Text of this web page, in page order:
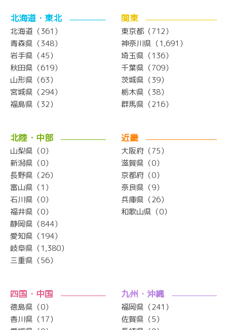
北海道・東北
北海道（361）
青森県（348）
岩手県（45）
秋田県（619）
山形県（63）
宮城県（294）
福島県（32）
関東
東京都（712）
神奈川県（1,691）
埼玉県（136）
千葉県（709）
茨城県（39）
栃木県（38）
群馬県（216）
北陸・中部
山梨県（0）
新潟県（0）
長野県（26）
富山県（1）
石川県（0）
福井県（0）
静岡県（844）
愛知県（194）
岐阜県（1,380）
三重県（56）
近畿
大阪府（75）
滋賀県（0）
京都府（0）
奈良県（9）
兵庫県（26）
和歌山県（0）
四国・中国
徳島県（0）
香川県（17）
九州・沖縄
福岡県（241）
佐賀県（5）